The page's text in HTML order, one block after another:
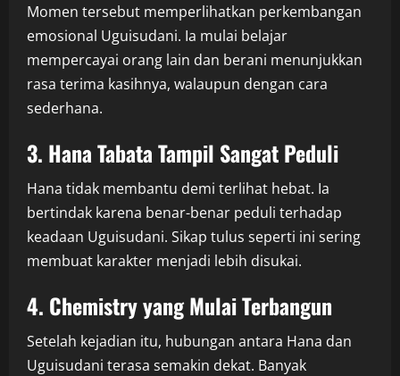
Momen tersebut memperlihatkan perkembangan
emosional Uguisudani. Ia mulai belajar
mempercayai orang lain dan berani menunjukkan
rasa terima kasihnya, walaupun dengan cara
sederhana.
3. Hana Tabata Tampil Sangat Peduli
Hana tidak membantu demi terlihat hebat. Ia
bertindak karena benar-benar peduli terhadap
keadaan Uguisudani. Sikap tulus seperti ini sering
membuat karakter menjadi lebih disukai.
4. Chemistry yang Mulai Terbangun
Setelah kejadian itu, hubungan antara Hana dan
Uguisudani terasa semakin dekat. Banyak